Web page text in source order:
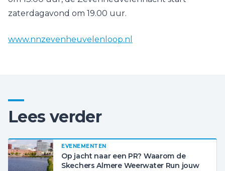
zaterdagavond om 19.00 uur.
www.nnzevenheuvelenloop.nl
Lees verder
EVENEMENTEN
Op jacht naar een PR? Waarom de
Skechers Almere Weerwater Run jouw